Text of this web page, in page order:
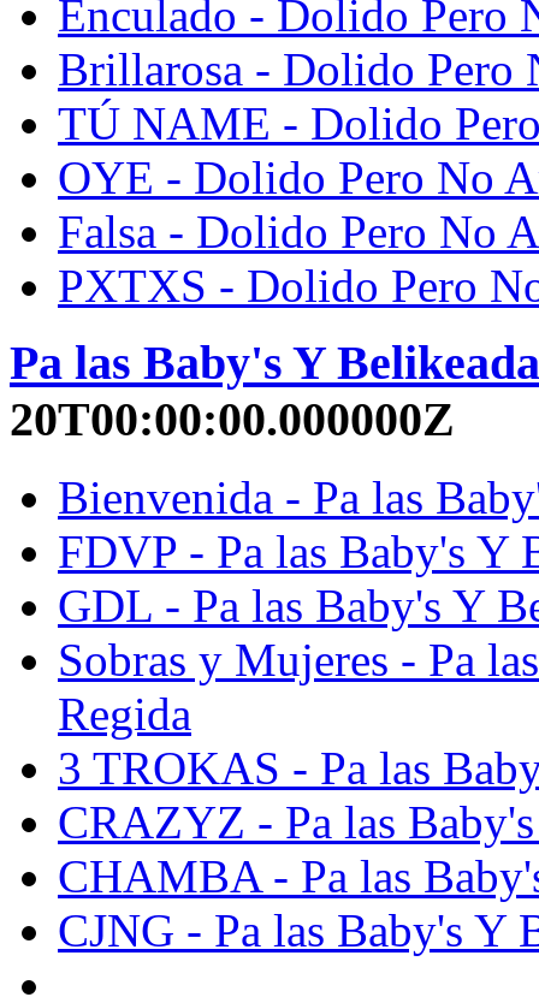
Enculado - Dolido Pero
Brillarosa - Dolido Pero
TÚ NAME - Dolido
OYE - Dolido Pero No
Falsa - Dolido Pero No
PXTXS - Dolido Pero
Pa las Baby's Y Belikeada
20T00:00:00.000000Z
Bienvenida - Pa las
FDVP - Pa las Baby's Y
GDL - Pa las Baby's Y
Sobras y Mujeres - Pa
Regida
3 TROKAS - Pa las
CRAZYZ - Pa las
CHAMBA - Pa las
CJNG - Pa las Baby's Y